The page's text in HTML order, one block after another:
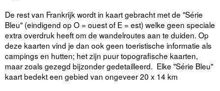
De rest van Frankrijk wordt in kaart gebracht met de "Série
Bleu" (eindigend op O = ouest of E = est) welke geen speciale
extra overdruk heeft om de wandelroutes aan te duiden. Op
deze kaarten vind je dan ook geen toeristische informatie als
campings en hutten; het zijn puur topografische kaarten,
maar zoals gezegd bijzonder gedetailleerd. Elke "Série Bleu"
kaart bedekt een gebied van ongeveer 20 x 14 km